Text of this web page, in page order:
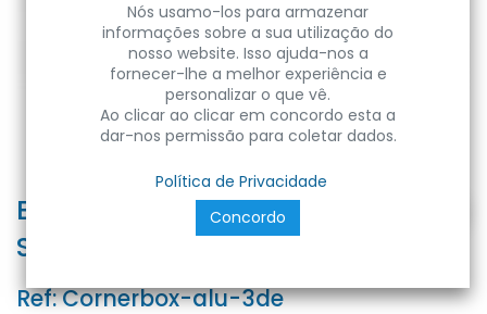
Bloco tomada canto Alumínio 3x
Schucko, cabo de 1,8m
Ref:Cornerbox-alu-3de
Nós usamo-los para armazenar
informações sobre a sua utilização do
nosso website. Isso ajuda-nos a
fornecer-lhe a melhor experiência e
personalizar o que vê.
Ao clicar ao clicar em concordo esta a
dar-nos permissão para coletar dados.
Política de Privacidade
Concordo